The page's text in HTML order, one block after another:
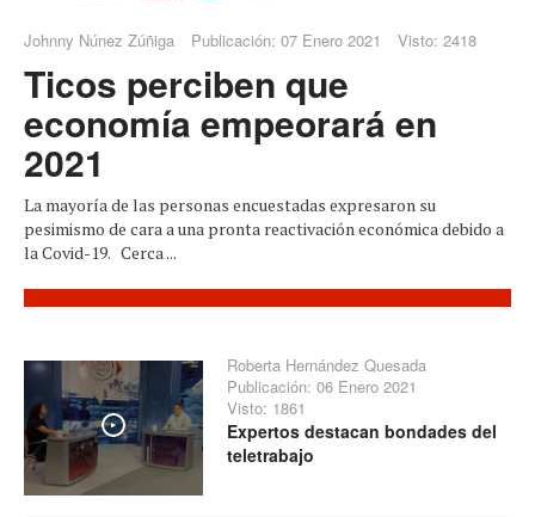
Johnny Núnez Zúñiga Publicación: 07 Enero 2021 Visto: 2418
Ticos perciben que
economía empeorará en
2021
La mayoría de las personas encuestadas expresaron su
pesimismo de cara a una pronta reactivación económica debido a
la Covid-19. Cerca ...
Play
Roberta Hernández Quesada
Publicación: 06 Enero 2021
Visto: 1861
Expertos destacan bondades del
teletrabajo